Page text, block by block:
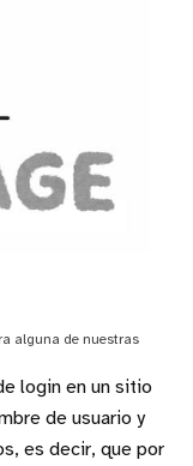
alguna de nuestras
login en un sitio
de usuario y
es decir, que por